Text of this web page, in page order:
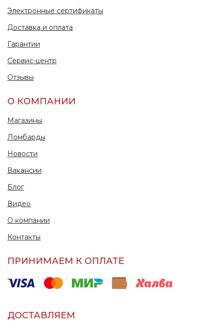
Электронные сертификаты
Доставка и оплата
Гарантии
Сервис-центр
Отзывы
О КОМПАНИИ
Магазины
Ломбарды
Новости
Вакансии
Блог
Видео
О компании
Контакты
ПРИНИМАЕМ К ОПЛАТЕ
ДОСТАВЛЯЕМ